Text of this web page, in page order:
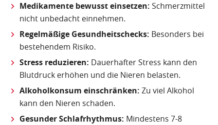
Medikamente bewusst einsetzen: Schmerzmittel
nicht unbedacht einnehmen.
Regelmäßige Gesundheitschecks: Besonders bei
bestehendem Risiko.
Stress reduzieren: Dauerhafter Stress kann den
Blutdruck erhöhen und die Nieren belasten.
Alkoholkonsum einschränken: Zu viel Alkohol
kann den Nieren schaden.
Gesunder Schlafrhythmus: Mindestens 7-8